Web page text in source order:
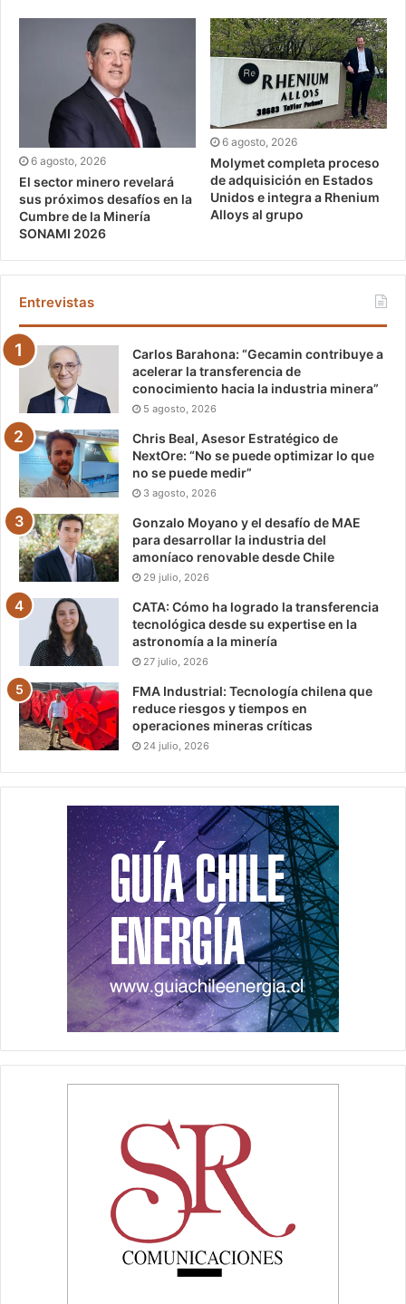
6 agosto, 2026
El sector minero revelará
sus próximos desafíos en la
Cumbre de la Minería
SONAMI 2026
6 agosto, 2026
Molymet completa proceso
de adquisición en Estados
Unidos e integra a Rhenium
Alloys al grupo
Entrevistas
Carlos Barahona: “Gecamin contribuye a
acelerar la transferencia de
conocimiento hacia la industria minera”
5 agosto, 2026
Chris Beal, Asesor Estratégico de
NextOre: “No se puede optimizar lo que
no se puede medir”
3 agosto, 2026
Gonzalo Moyano y el desafío de MAE
para desarrollar la industria del
amoníaco renovable desde Chile
29 julio, 2026
CATA: Cómo ha logrado la transferencia
tecnológica desde su expertise en la
astronomía a la minería
27 julio, 2026
FMA Industrial: Tecnología chilena que
reduce riesgos y tiempos en
operaciones mineras críticas
24 julio, 2026